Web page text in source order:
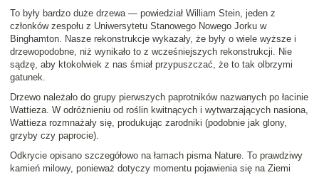
To były bardzo duże drzewa— powiedział William Stein, jeden z
członków zespołu z Uniwersytetu Stanowego Nowego Jorku w
Binghamton. Nasze rekonstrukcje wykazały, że były o wiele wyższe i
drzewopodobne, niż wynikało to z wcześniejszych rekonstrukcji. Nie
sądzę, aby ktokolwiek z nas śmiał przypuszczać, że to tak olbrzymi
gatunek.
Drzewo należało do grupy pierwszych paprotników nazwanych po łacinie
Wattieza. W odróżnieniu od roślin kwitnących i wytwarzających nasiona,
Wattieza rozmnażały się, produkując zarodniki (podobnie jak glony,
grzyby czy paprocie).
Odkrycie opisano szczegółowo na łamach pisma Nature. To prawdziwy
kamień milowy, ponieważ dotyczy momentu pojawienia się na Ziemi